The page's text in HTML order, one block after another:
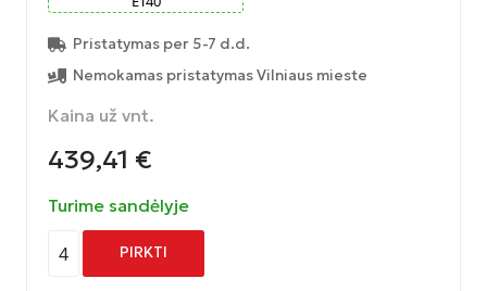
Pristatymas per 5-7 d.d.
Nemokamas pristatymas Vilniaus mieste
Kaina už vnt.
439,41 €
Turime sandėlyje
4 PIRKTI